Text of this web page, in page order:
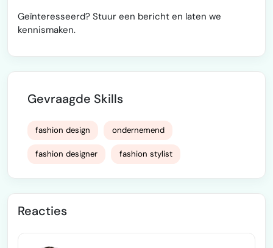
Geïnteresseerd? Stuur een bericht en laten we
kennismaken.
Gevraagde Skills
fashion design ondernemend
fashion designer fashion stylist
Reacties